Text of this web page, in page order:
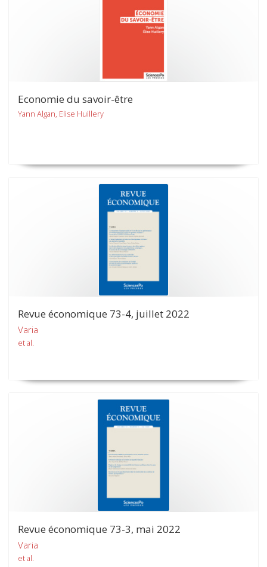
Economie du savoir-être
Yann Algan, Elise Huillery
Revue économique 73-4, juillet 2022
Varia
et al.
Revue économique 73-3, mai 2022
Varia
et al.